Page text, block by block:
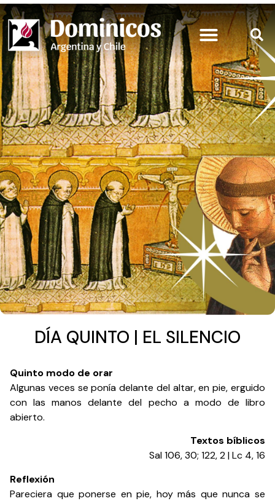
DÍA QUINTO | EL SILENCIO
Quinto modo de orar
Algunas veces se ponía delante del altar, en pie, erguido
con las manos delante del pecho a modo de libro
abierto.
Textos bíblicos
Sal 106, 30; 122, 2 | Lc 4, 16
Reflexión
Pareciera que ponerse en pie, hoy más que nunca se